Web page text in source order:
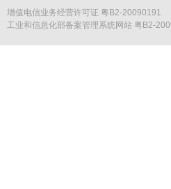
增值电信业务经营许可证 粤B2-20090191
工业和信息化部备案管理系统网站 粤B2-